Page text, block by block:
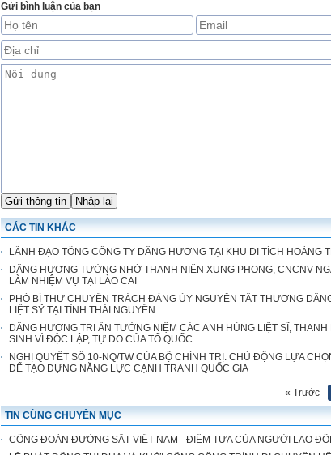
Gửi bình luận của bạn
CÁC TIN KHÁC
LÃNH ĐẠO TỔNG CÔNG TY DÂNG HƯƠNG TẠI KHU DI TÍCH HOÀNG
DÂNG HƯƠNG TƯỞNG NHỚ THANH NIÊN XUNG PHONG, CNCNV
LÀM NHIỆM VỤ TẠI LÀO CAI
PHÓ BÍ THƯ CHUYÊN TRÁCH ĐẢNG ỦY NGUYỄN TẤT THƯƠNG
LIỆT SỸ TẠI TỈNH THÁI NGUYÊN
DÂNG HƯƠNG TRI ÂN TƯỞNG NIỆM CÁC ANH HÙNG LIỆT SĨ,
SINH VÌ ĐỘC LẬP, TỰ DO CỦA TỔ QUỐC
NGHỊ QUYẾT SỐ 10-NQ/TW CỦA BỘ CHÍNH TRỊ: CHỦ ĐỘNG LỰA
ĐỂ TẠO DỰNG NĂNG LỰC CẠNH TRANH QUỐC GIA
« Trước
TIN CÙNG CHUYÊN MỤC
CÔNG ĐOÀN ĐƯỜNG SẮT VIỆT NAM - ĐIỂM TỰA CỦA NGƯỜI LAO